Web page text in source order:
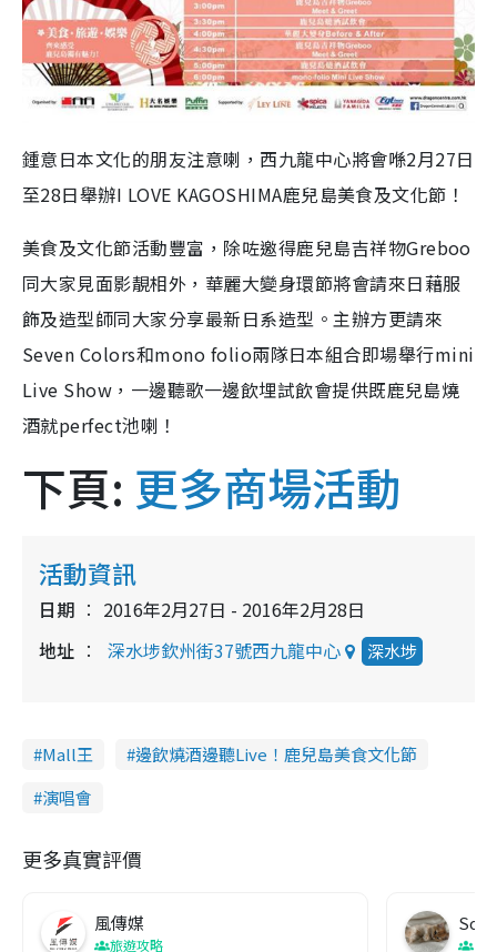
鍾意日本文化的朋友注意喇，西九龍中心將會喺2月27日
至28日舉辦I LOVE KAGOSHIMA鹿兒島美食及文化節！
美食及文化節活動豐富，除咗邀得鹿兒島吉祥物Greboo
同大家見面影靚相外，華麗大變身環節將會請來日藉服
飾及造型師同大家分享最新日系造型。主辦方更請來
Seven Colors和mono folio兩隊日本組合即場舉行mini
Live Show，一邊聽歌一邊飲埋試飲會提供既鹿兒島燒
酒就perfect池喇！
下頁: 更多商場活動
活動資訊
日期
2016年2月27日 - 2016年2月28日
地址
深水埗欽州街37號西九龍中心 深水埗
Mall王
邊飲燒酒邊聽Live！鹿兒島美食文化節
演唱會
更多真實評價
風傳媒
旅遊攻略
Soul